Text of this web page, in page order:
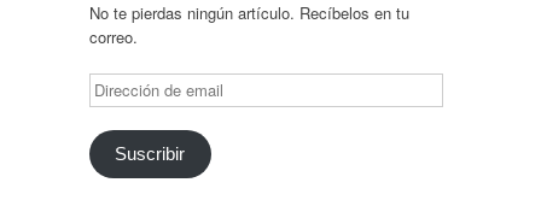
No te pierdas ningún artículo. Recíbelos en tu
correo.
Dirección
de
email
Suscribir